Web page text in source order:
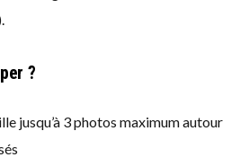
?
jusqu’à 3 photos maximum autour